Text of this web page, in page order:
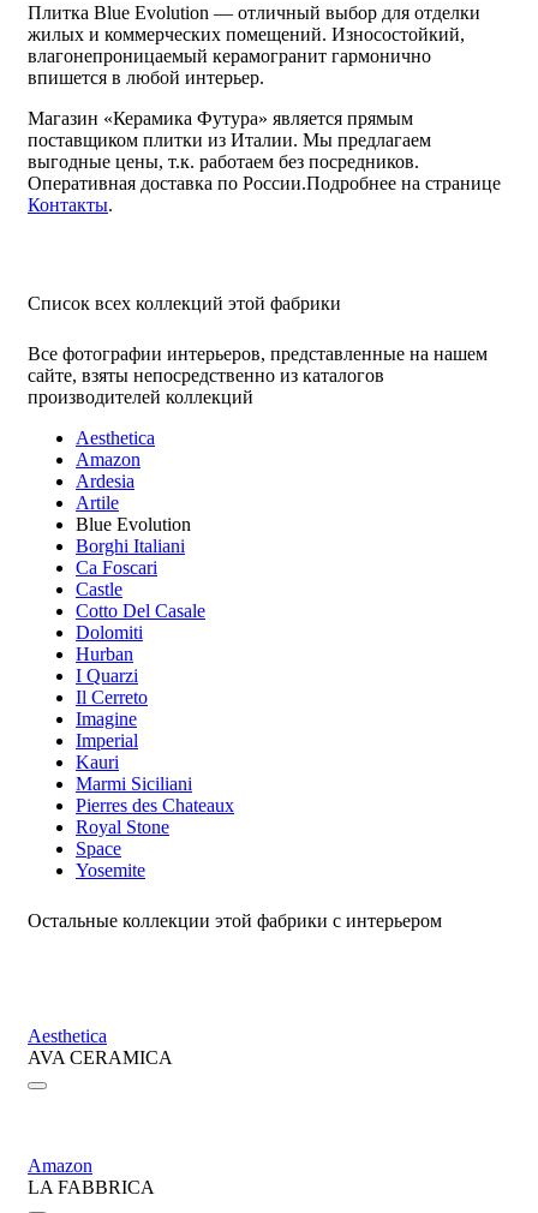
Плитка Blue Evolution — отличный выбор для отделки
жилых и коммерческих помещений. Износостойкий,
влагонепроницаемый керамогранит гармонично
впишется в любой интерьер.
Магазин «Керамика Футура» является прямым
поставщиком плитки из Италии. Мы предлагаем
выгодные цены, т.к. работаем без посредников.
Оперативная доставка по России.Подробнее на странице
Контакты.
Список всех коллекций этой фабрики
Все фотографии интерьеров, представленные на нашем
сайте, взяты непосредственно из каталогов
производителей коллекций
Aesthetica
Amazon
Ardesia
Artile
Blue Evolution
Borghi Italiani
Ca Foscari
Castle
Cotto Del Casale
Dolomiti
Hurban
I Quarzi
Il Cerreto
Imagine
Imperial
Kauri
Marmi Siciliani
Pierres des Chateaux
Royal Stone
Space
Yosemite
Остальные коллекции этой фабрики с интерьером
Aesthetica
AVA CERAMICA
Amazon
LA FABBRICA